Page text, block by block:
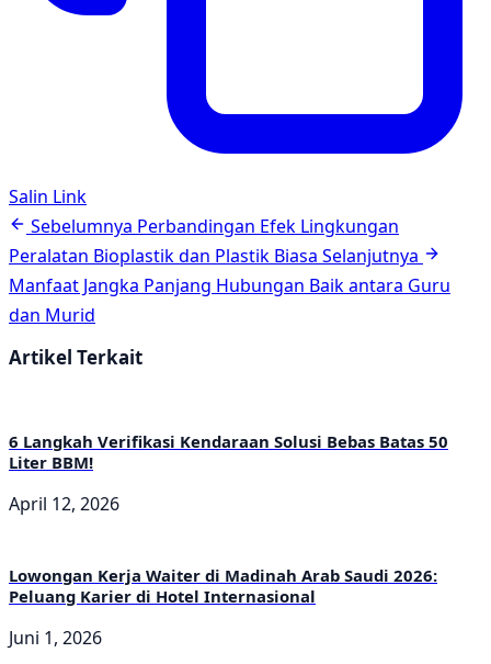
Salin Link
Navigasi
artikel
Sebelumnya Perbandingan Efek Lingkungan
Peralatan Bioplastik dan Plastik Biasa Selanjutnya
Manfaat Jangka Panjang Hubungan Baik antara Guru
dan Murid
Artikel Terkait
6 Langkah Verifikasi Kendaraan Solusi Bebas Batas 50
Liter BBM!
April 12, 2026
Lowongan Kerja Waiter di Madinah Arab Saudi 2026:
Peluang Karier di Hotel Internasional
Juni 1, 2026